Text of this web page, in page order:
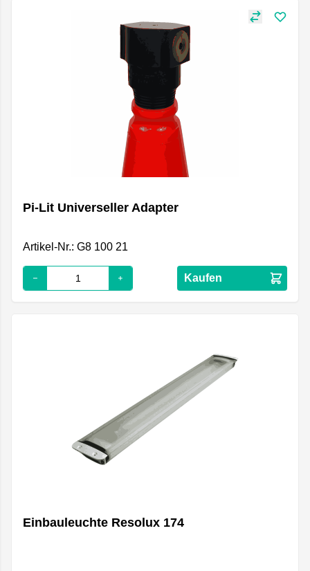
Pi-Lit Universeller Adapter
Artikel-Nr.: G8 100 21
Kaufen
Einbauleuchte Resolux 174